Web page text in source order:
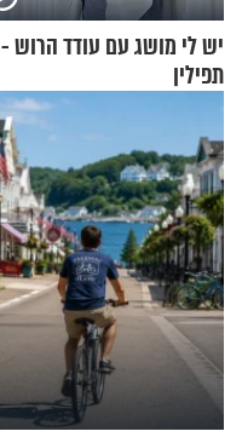
יש לי מושג עם עודד הרוש -
תפילין